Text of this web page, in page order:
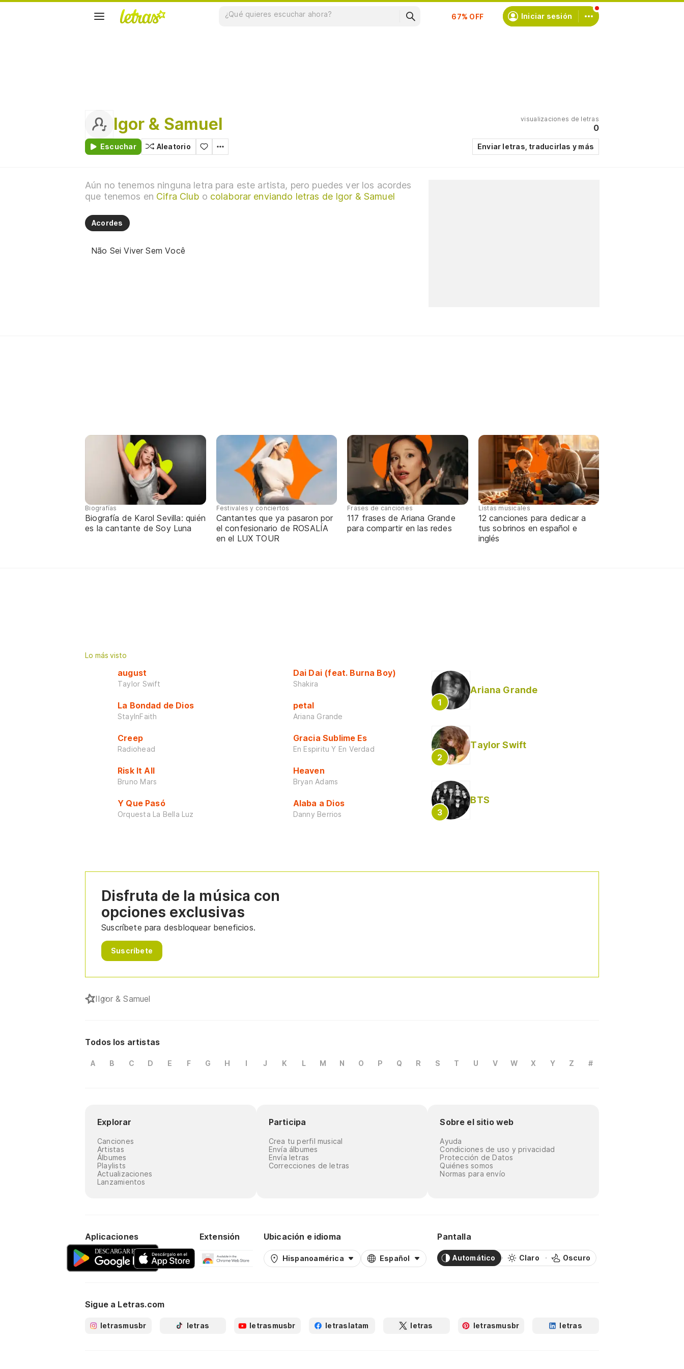
Suscríbete
Iniciar sesión
Igor & Samuel
Escuchar Aleatorio
visualizaciones de letras
0
Enviar letras, traducirlas y más
Aún no tenemos ninguna letra para este artista, pero puedes ver los acordes
que tenemos en Cifra Club o colaborar enviando letras de Igor & Samuel
Acordes
Não Sei Viver Sem Você
Biografías
Biografía de Karol Sevilla: quién
es la cantante de Soy Luna
Festivales y conciertos
Cantantes que ya pasaron por
el confesionario de ROSALÍA
en el LUX TOUR
Frases de canciones
117 frases de Ariana Grande
para compartir en las redes
Listas musicales
12 canciones para dedicar a
tus sobrinos en español e
inglés
Lo más visto
august
Taylor Swift
La Bondad de Dios
StayInFaith
Creep
Radiohead
Risk It All
Bruno Mars
Y Que Pasó
Orquesta La Bella Luz
Dai Dai (feat. Burna Boy)
Shakira
petal
Ariana Grande
Gracia Sublime Es
En Espiritu Y En Verdad
Heaven
Bryan Adams
Alaba a Dios
Danny Berrios
Ariana Grande
Taylor Swift
BTS
Disfruta de la música con
opciones exclusivas
Suscríbete para desbloquear beneficios.
Suscríbete
IIgor & Samuel
Todos los artistas
A B C D E F G H I J K L M N O P Q R S T U V W X Y Z #
Explorar
Canciones
Artistas
Álbumes
Playlists
Actualizaciones
Lanzamientos
Participa
Crea tu perfil musical
Envía álbumes
Envía letras
Correcciones de letras
Sobre el sitio web
Ayuda
Condiciones de uso y privacidad
Protección de Datos
Quiénes somos
Normas para envío
Aplicaciones Extensión Ubicación e idioma
Hispanoamérica Español
Pantalla
Automático Claro Oscuro
Sigue a Letras.com
letrasmusbr letras letrasmusbr letraslatam letras letrasmusbr letras